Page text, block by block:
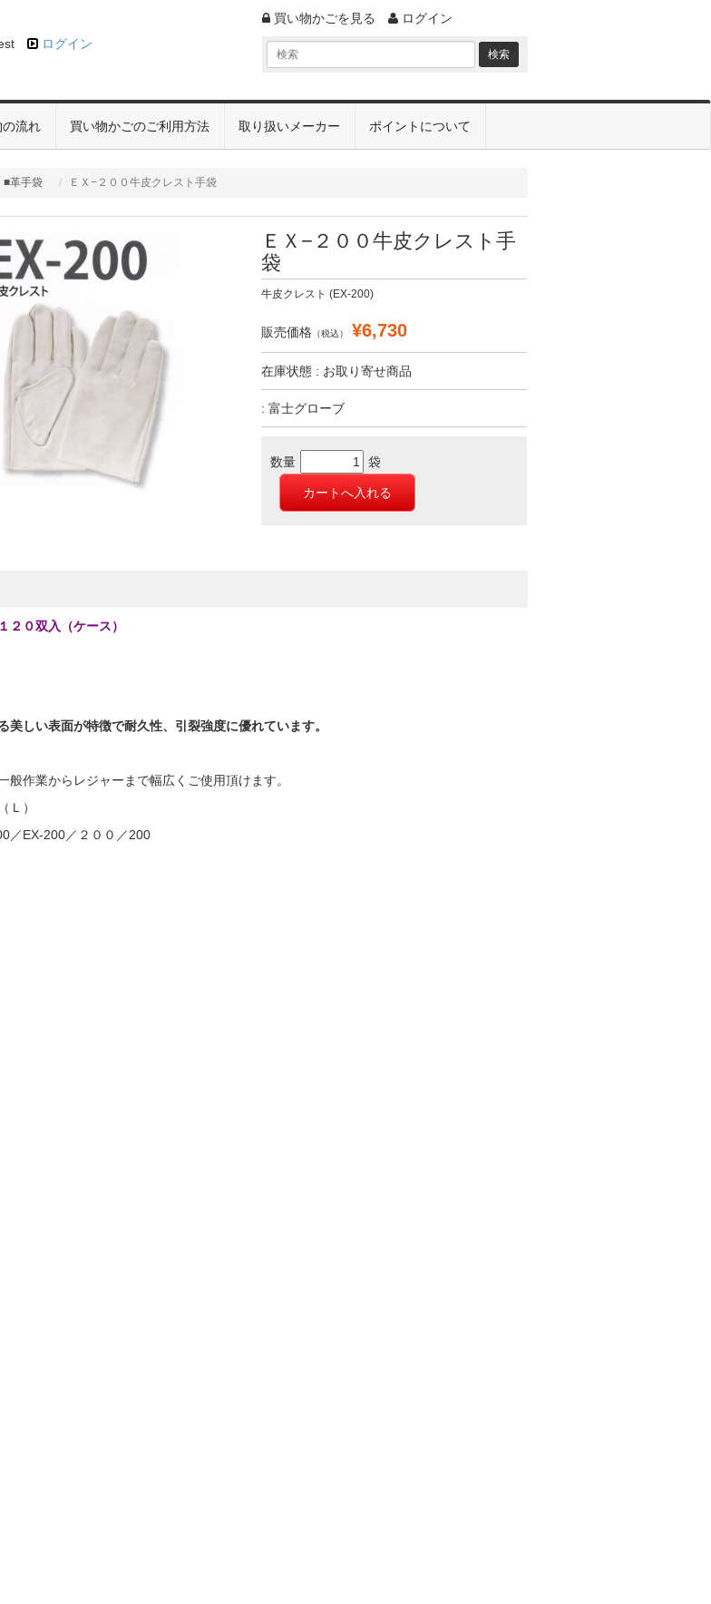
ログイン
買い物かごを見る ログイン
の流れ 買い物かごのご利用方法 取り扱いメーカー ポイントについて
■革手袋 ＥＸ−２００牛皮クレスト手袋
ＥＸ−２００牛皮クレスト手
袋
牛皮クレスト (EX-200)
販売価格（税込） ¥6,730
在庫状態 : お取り寄せ商品
: 富士グローブ
数量 袋
２０双入（ケース）
美しい表面が特徴で耐久性、引裂強度に優れています。
般作業からレジャーまで幅広くご使用頂けます。
Ｌ）
／EX-200／２００／200